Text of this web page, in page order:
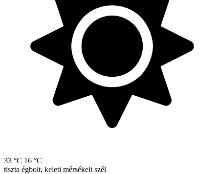
33 °C 16 °C
tiszta égbolt, keleti mérsékelt szél